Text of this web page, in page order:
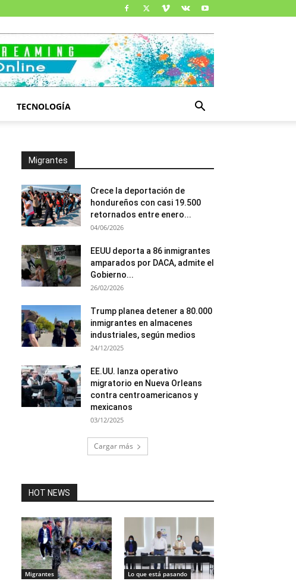
TECNOLOGÍA
Migrantes
Crece la deportación de
hondureños con casi 19.500
retornados entre enero...
04/06/2026
EEUU deporta a 86 inmigrantes
amparados por DACA, admite el
Gobierno...
26/02/2026
Trump planea detener a 80.000
inmigrantes en almacenes
industriales, según medios
24/12/2025
EE.UU. lanza operativo
migratorio en Nueva Orleans
contra centroamericanos y
mexicanos
03/12/2025
Cargar más
HOT NEWS
Migrantes Lo que está pasando